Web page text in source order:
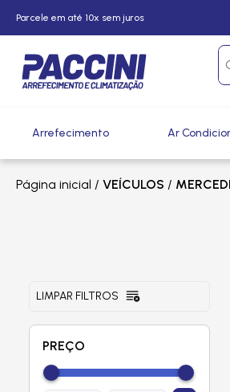
Parcele em até 10x sem juros
Arrefecimento Ar
Página inicial / VEÍCULOS /
LIMPAR FILTROS
PREÇO